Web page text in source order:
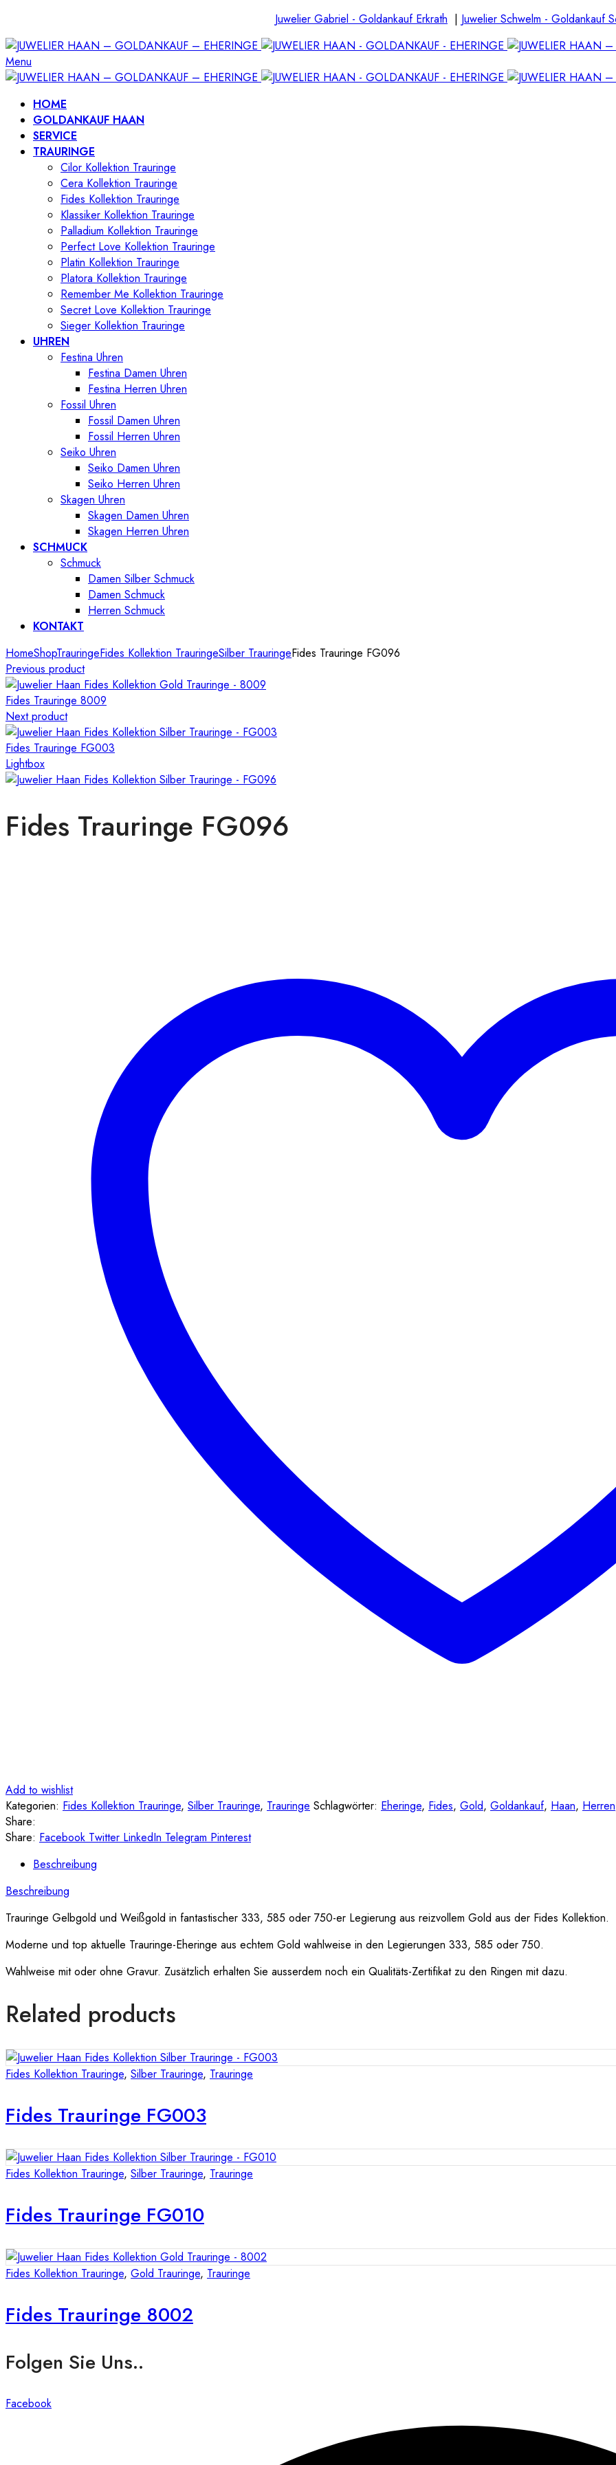
Juwelier Gabriel - Goldankauf Erkrath | Juwelier Schwelm - Goldankauf
Menu
HOME
GOLDANKAUF HAAN
SERVICE
TRAURINGE
Cilor Kollektion Trauringe
Cera Kollektion Trauringe
Fides Kollektion Trauringe
Klassiker Kollektion Trauringe
Palladium Kollektion Trauringe
Perfect Love Kollektion Trauringe
Platin Kollektion Trauringe
Platora Kollektion Trauringe
Remember Me Kollektion Trauringe
Secret Love Kollektion Trauringe
Sieger Kollektion Trauringe
UHREN
Festina Uhren
Festina Damen Uhren
Festina Herren Uhren
Fossil Uhren
Fossil Damen Uhren
Fossil Herren Uhren
Seiko Uhren
Seiko Damen Uhren
Seiko Herren Uhren
Skagen Uhren
Skagen Damen Uhren
Skagen Herren Uhren
SCHMUCK
Schmuck
Damen Silber Schmuck
Damen Schmuck
Herren Schmuck
KONTAKT
HomeShopTrauringeFides Kollektion TrauringeSilber TrauringeFides Trauringe FG096
Previous product
Fides Trauringe 8009
Next product
Fides Trauringe FG003
Lightbox
Fides Trauringe FG096
Add to wishlist
Kategorien: Fides Kollektion Trauringe, Silber Trauringe, Trauringe Schlagwörter: Eheringe, Fides, Gold, Goldankauf, Haan, Herren
Share:
Share: Facebook Twitter LinkedIn Telegram Pinterest
Beschreibung
Beschreibung
Trauringe Gelbgold und Weißgold in fantastischer 333, 585 oder 750-er Legierung aus reizvollem Gold aus der Fides Kollektion.
Moderne und top aktuelle Trauringe-Eheringe aus echtem Gold wahlweise in den Legierungen 333, 585 oder 750.
Wahlweise mit oder ohne Gravur. Zusätzlich erhalten Sie ausserdem noch ein Qualitäts-Zertifikat zu den Ringen mit dazu.
Related products
Fides Kollektion Trauringe, Silber Trauringe, Trauringe
Fides Trauringe FG003
Fides Kollektion Trauringe, Silber Trauringe, Trauringe
Fides Trauringe FG010
Fides Kollektion Trauringe, Gold Trauringe, Trauringe
Fides Trauringe 8002
Folgen Sie Uns..
Facebook